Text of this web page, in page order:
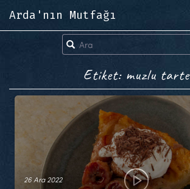
Arda'nın Mutfağı
Etiket: muzlu tarte
26 Ara 2022